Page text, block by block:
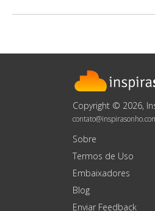
Copyright © 2026,
Sobre
Termos de Uso
Embaixadores
Blog
Enviar Feedback